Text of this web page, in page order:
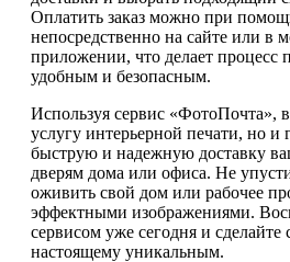
Оплатить заказ можно при
непосредственно на сайте или в
приложении, что делает процесс
удобным и безопасным.
Используя сервис «ФотоПочта»,
услугу интерьерной печати, но и
быструю и надежную доставку
дверям дома или офиса. Не
оживить свой дом или рабочее
эффектными изображениями.
сервисом уже сегодня и сделайте
настоящему уникальным.